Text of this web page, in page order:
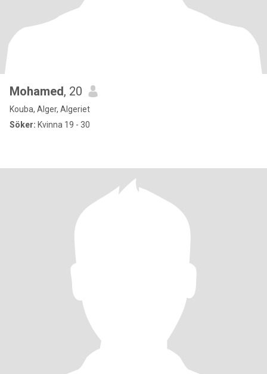
Mohamed, 20
Kouba, Alger, Algeriet
Söker: Kvinna 19 - 30